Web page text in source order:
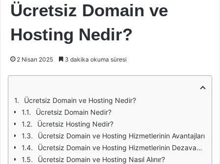
Ücretsiz Domain ve
Hosting Nedir?
2 Nisan 2025 3 dakika okuma süresi
Ücretsiz Domain ve Hosting Nedir?
Ücretsiz Domain Nedir?
Ücretsiz Hosting Nedir?
Ücretsiz Domain ve Hosting Hizmetlerinin Avantajları
Ücretsiz Domain ve Hosting Hizmetlerinin Dezavantajları
Ücretsiz Domain ve Hosting Nasıl Alınır?